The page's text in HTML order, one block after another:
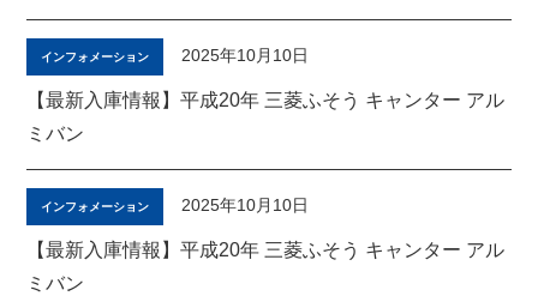
インフォメーション 2025年10月10日
【最新入庫情報】平成20年 三菱ふそう キャンター アル
ミバン
インフォメーション 2025年10月10日
【最新入庫情報】平成20年 三菱ふそう キャンター アル
ミバン